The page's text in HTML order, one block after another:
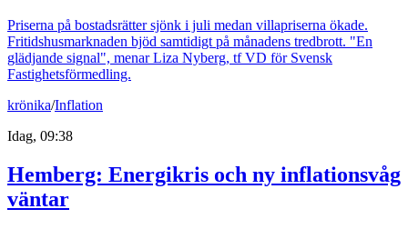
Priserna på bostadsrätter sjönk i juli medan villapriserna ökade.
Fritidshusmarknaden bjöd samtidigt på månadens tredbrott. "En
glädjande signal", menar Liza Nyberg, tf VD för Svensk
Fastighetsförmedling.
krönika/Inflation
Idag, 09:38
Hemberg: Energikris och ny inflationsvåg
väntar